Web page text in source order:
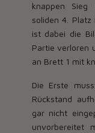
knappen
soliden 4. Platz
ist dabei die
Partie verloren
an Brett 1 mit
Die Erste
Rückstand
gar nicht
unvorbereitet